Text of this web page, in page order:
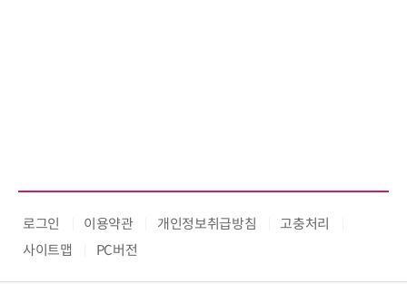
로그인 이용약관 개인정보취급방침
고충처리
사이트맵
PC버전